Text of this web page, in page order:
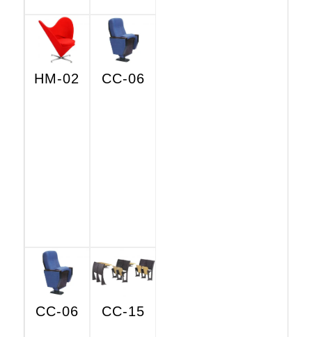
HM-02 CC-06
CC-06 CC-15